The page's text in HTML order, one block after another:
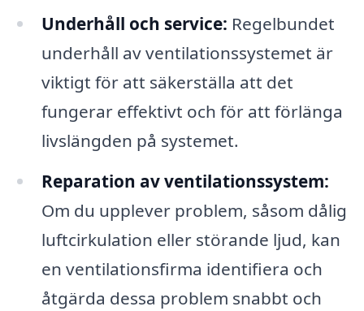
Underhåll och service: Regelbundet
underhåll av ventilationssystemet är
viktigt för att säkerställa att det
fungerar effektivt och för att förlänga
livslängden på systemet.
Reparation av ventilationssystem:
Om du upplever problem, såsom dålig
luftcirkulation eller störande ljud, kan
en ventilationsfirma identifiera och
åtgärda dessa problem snabbt och